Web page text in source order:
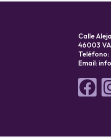
Calle
46003
Teléfono:
Email: